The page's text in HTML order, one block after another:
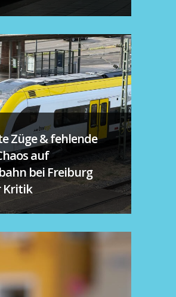
Züge & fehlende
auf
bei Freiburg
Kritik